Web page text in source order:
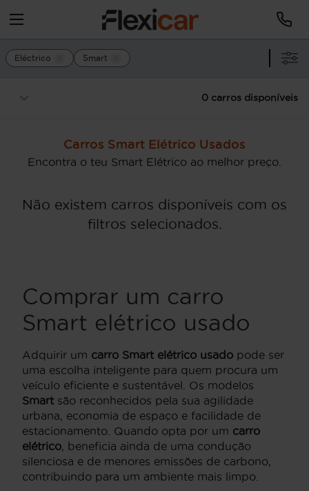
Eléctrico Smart
0 carros disponíveis
Carros Smart Elétrico Usados
Encontra o teu Smart Elétrico ao melhor preço.
Não existem carros disponíveis com os
filtros selecionados.
Comprar um carro
Smart elétrico usado
Adquirir um carro Smart elétrico usado pode ser
uma escolha inteligente para quem procura um
veículo eficiente e sustentável. Os modelos
Smart são reconhecidos pela sua agilidade
urbana, economia de espaço e facilidade de
estacionamento. Quando opta por um carro
elétrico, beneficia ainda de uma condução
silenciosa e de menores emissões de carbono,
contribuindo para um ambiente mais limpo.